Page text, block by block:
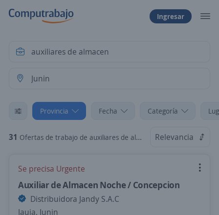
Ingresar
Provincia Fecha Categoría
31 Ofertas de trabajo de auxiliares de almacen en Junin Relevancia
Se precisa Urgente
Auxiliar de Almacen Noche / Concepcion
Distribuidora Jandy S.A.C
Jauja, Junin